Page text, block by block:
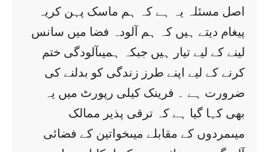
اصل مسئلہ یہ ہے کہ ہم ماسک پہن کریہ
پیغام دیتے ہیں کہ ہم آلودہ فضا میں سانس
لینے کے لیے تیار ہیں جبکہ ہمیںآلودگی ختم
کرنے کے لیے اپنے طرز زندگی کو بدلنے کی
ضرورت ہے ۔ فرینک کیلی رپورٹ میں یہ
بھی کہا گیا ہے کہ ترقی پذیر ممالک
میںمردوں کے مقابلے میںخواتین کے فضائی